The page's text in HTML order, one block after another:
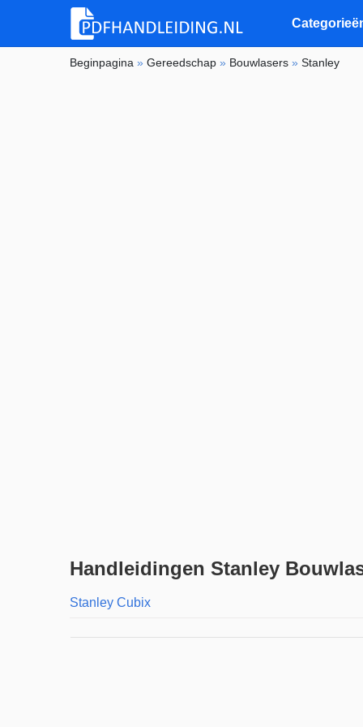
Beginpagina »Gereedschap » Bouwlasers »Stanley
Handleidingen Stanley
Stanley Cubix